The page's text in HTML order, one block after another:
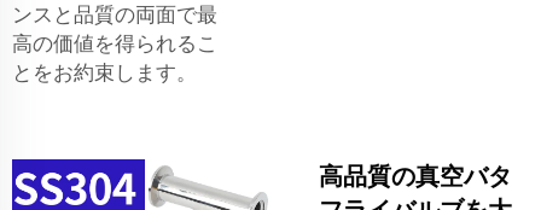
ンスと品質の両面で最
高の価値を得られるこ
とをお約束します。
高品質の真空バタ